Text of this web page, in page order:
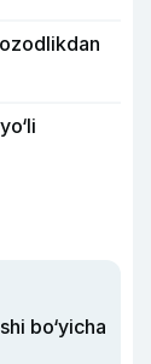
bo‘yicha